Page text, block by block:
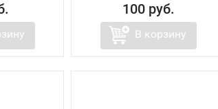
100 руб.
В корзину